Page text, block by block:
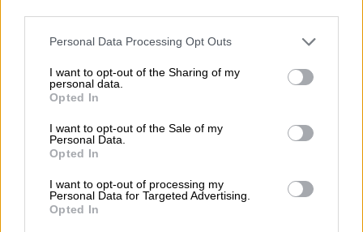
Personal Data Processing Opt Outs
I want to opt-out of the Sharing of my
personal data.
Opted In
I want to opt-out of the Sale of my
Personal Data.
Opted In
I want to opt-out of processing my
Personal Data for Targeted Advertising.
Opted In